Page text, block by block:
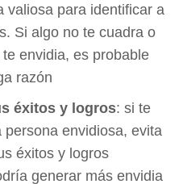
valiosa para identificar a
Si algo no te cuadra o
envidia, es probable
razón
éxitos y logros: si te
envidiosa, evita
éxitos y logros
generar más envidia